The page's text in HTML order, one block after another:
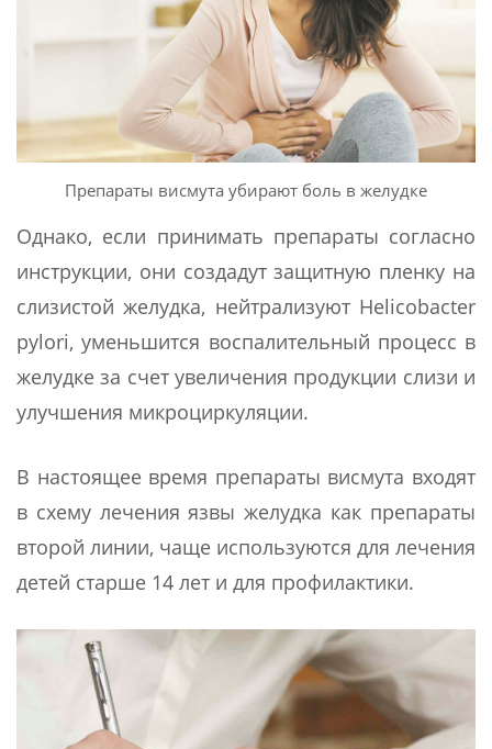
Препараты висмута убирают боль в желудке
Однако, если принимать препараты согласно
инструкции, они создадут защитную пленку на
слизистой желудка, нейтрализуют Helicobacter
pylori, уменьшится воспалительный процесс в
желудке за счет увеличения продукции слизи и
улучшения микроциркуляции.
В настоящее время препараты висмута входят
в схему лечения язвы желудка как препараты
второй линии, чаще используются для лечения
детей старше 14 лет и для профилактики.